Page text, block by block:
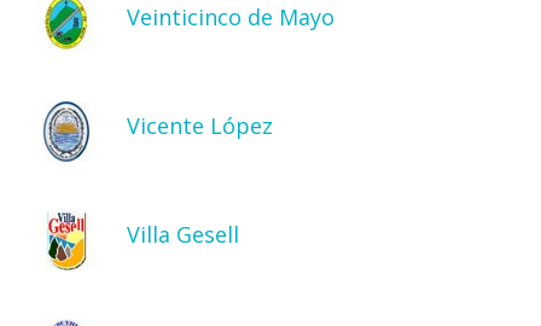
Veinticinco de Mayo
Vicente López
Villa Gesell